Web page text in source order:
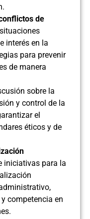
de
interés en la
para prevenir
de manera
sobre la
y control de la
el
éticos y de
iniciativas para la
competencia en